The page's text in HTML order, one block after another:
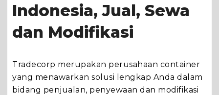
Indonesia, Jual, Sewa
dan Modifikasi
Tradecorp merupakan perusahaan container
yang menawarkan solusi lengkap Anda dalam
bidang penjualan, penyewaan dan modifikasi